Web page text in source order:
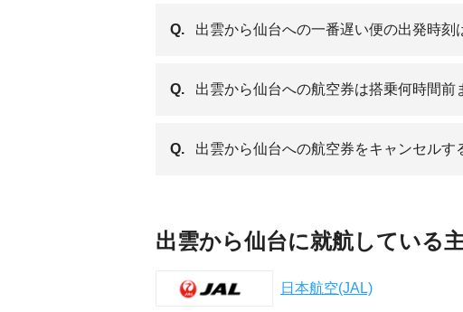
Q. 出雲から仙台への一番遅い便の出発時刻
Q. 出雲から仙台への航空券は搭乗何時間前
Q. 出雲から仙台への航空券をキャンセル
出雲から仙台に就航している
日本航空(JAL)